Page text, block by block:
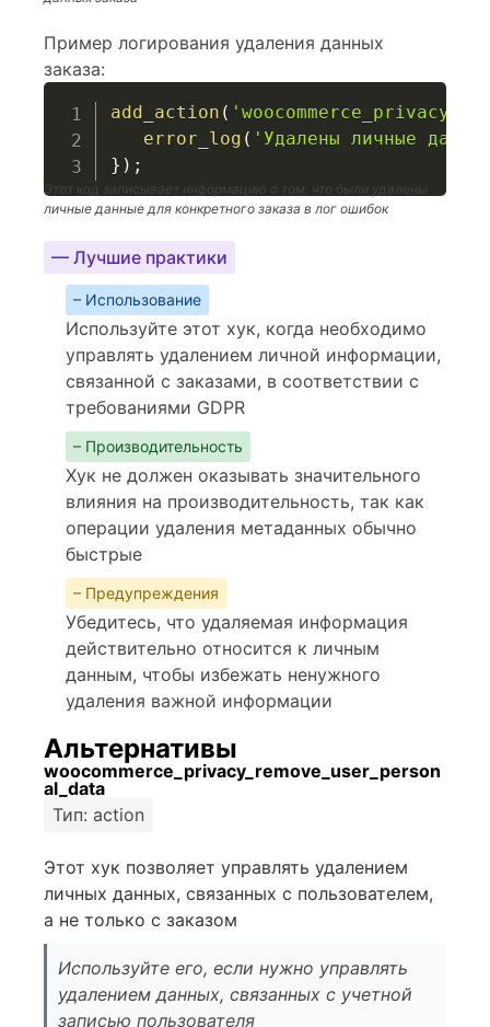
Пример логирования удаления данных
заказа:
add_action (
error_log ( 'Удалены личные
} ) ;
Этот код записывает информацию о том, что были удалены
личные данные для конкретного заказа в лог ошибок
— Лучшие практики
– Использование
Используйте этот хук, когда необходимо
управлять удалением личной информации,
связанной с заказами, в соответствии с
требованиями GDPR
– Производительность
Хук не должен оказывать значительного
влияния на производительность, так как
операции удаления метаданных обычно
быстрые
– Предупреждения
Убедитесь, что удаляемая информация
действительно относится к личным
данным, чтобы избежать ненужного
удаления важной информации
Альтернативы
woocommerce_privacy_remove_user_person
al_data
Тип: action
Этот хук позволяет управлять удалением
личных данных, связанных с пользователем,
а не только с заказом
Используйте его, если нужно управлять
удалением данных, связанных с учетной
записью пользователя